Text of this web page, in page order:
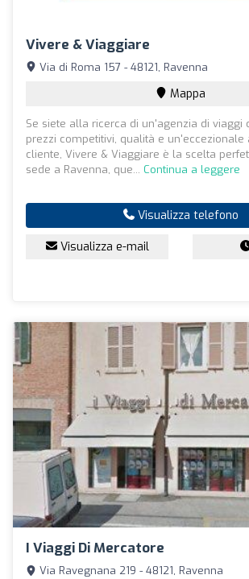
Vivere & Viaggiare
Via di Roma 157 - 48121, Ravenna
Mappa
Se siete alla ricerca di un'agenzia di viaggi
prezzi competitivi, qualità e un'eccezionale
cliente, Vivere & Viaggiare è la scelta
sede a Ravenna, que... Continua a leggere
Visualizza telefono
Visualizza e-mail
I Viaggi Di Mercatore
Via Ravegnana 219 - 48121, Ravenna